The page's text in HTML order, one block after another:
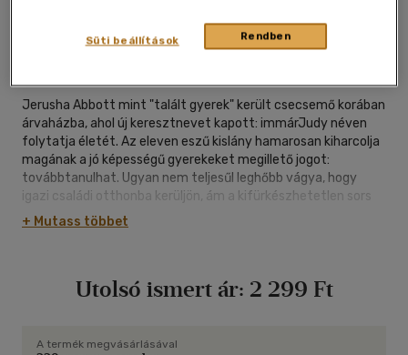
Könyvmolyképző Kiadó Kft. 2007|magyar nyelvű
Jerusha Abbott mint "talált gyerek" került csecsemő korában
árvaházba, ahol új keresztnevet kapott: immárJudy néven
folytatja életét. Az eleven eszű kislány hamarosan kiharcolja
magának a jó képességű gyerekeket megillető jogot:
továbbtanulhat. Ugyan nem teljesűl leghőbb vágya, hogy
igazi családi otthonba kerüljön, ám a kifürkészhetetlen sors
egy kegyes, de titokzatos jótevővel áldja meg. Judy
Nyakigláb apónak nevezi a rideg ismeretlent, és neki ír vidám
kifúrja az oldalát: vajon ki is lehet a titokzatos pártfogó?
+ Mutass többet
Utolsó ismert ár: 2 299 Ft
A termék megvásárlásával
Rendben
Süti beállítások